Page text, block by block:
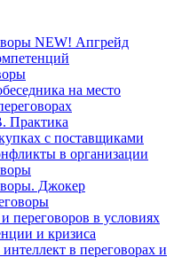
NEW! Апгрейд
на место
Практика
с поставщиками
в организации
Джокер
переговоров в условиях
и кризиса
в переговорах и